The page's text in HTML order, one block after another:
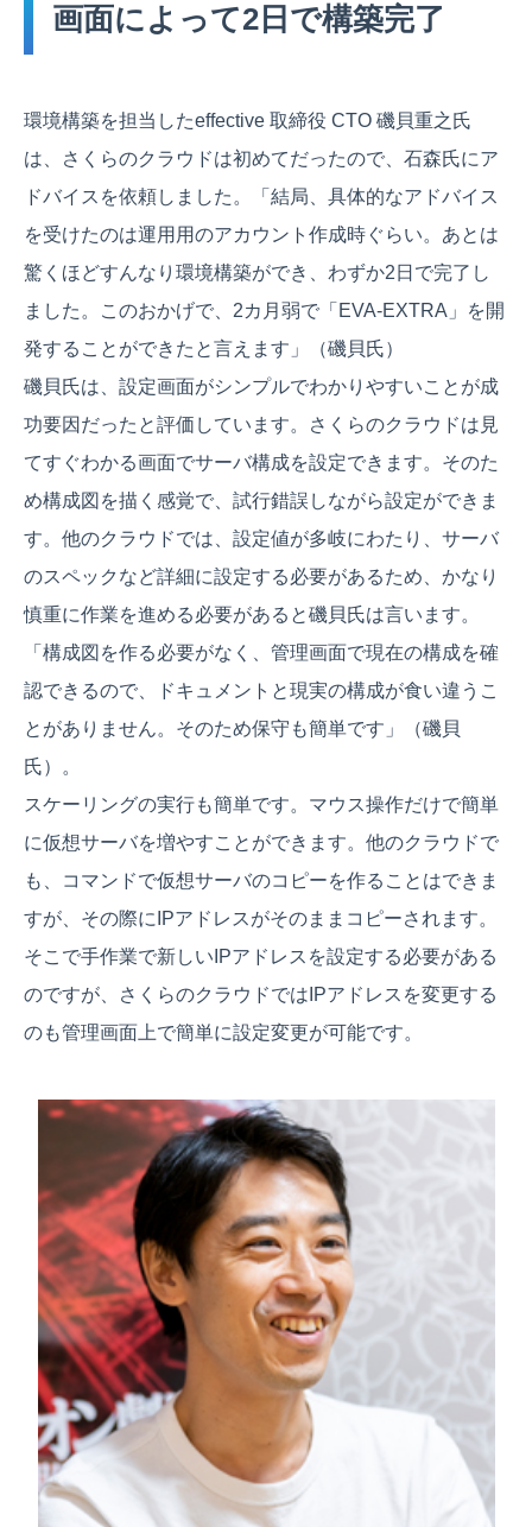
画面によって2日で構築完了
環境構築を担当したeffective 取締役 CTO 磯貝重之氏
は、さくらのクラウドは初めてだったので、石森氏にア
ドバイスを依頼しました。「結局、具体的なアドバイス
を受けたのは運用用のアカウント作成時ぐらい。あとは
驚くほどすんなり環境構築ができ、わずか2日で完了し
ました。このおかげで、2カ月弱で「EVA-EXTRA」を開
発することができたと言えます」（磯貝氏）
磯貝氏は、設定画面がシンプルでわかりやすいことが成
功要因だったと評価しています。さくらのクラウドは見
てすぐわかる画面でサーバ構成を設定できます。そのた
め構成図を描く感覚で、試行錯誤しながら設定ができま
す。他のクラウドでは、設定値が多岐にわたり、サーバ
のスペックなど詳細に設定する必要があるため、かなり
慎重に作業を進める必要があると磯貝氏は言います。
「構成図を作る必要がなく、管理画面で現在の構成を確
認できるので、ドキュメントと現実の構成が食い違うこ
とがありません。そのため保守も簡単です」（磯貝
氏）。
スケーリングの実行も簡単です。マウス操作だけで簡単
に仮想サーバを増やすことができます。他のクラウドで
も、コマンドで仮想サーバのコピーを作ることはできま
すが、その際にIPアドレスがそのままコピーされます。
そこで手作業で新しいIPアドレスを設定する必要がある
のですが、さくらのクラウドではIPアドレスを変更する
のも管理画面上で簡単に設定変更が可能です。